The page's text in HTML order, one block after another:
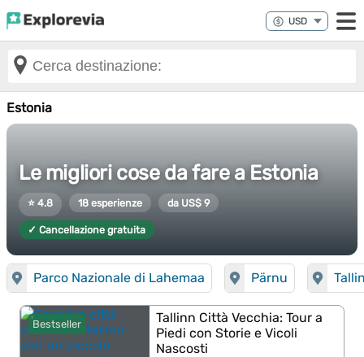
Estonia
Le migliori cose da fare a Estonia
⭐ 4.8 18 esperienze da US$ 9
✓ Cancellazione gratuita
Parco Nazionale di Lahemaa Pärnu
Bestseller
Tallinn Città Vecchia: Tour a
Piedi con Storie e Vicoli
Nascosti